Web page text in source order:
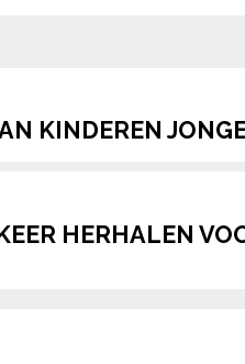
KINDEREN
HERHALEN